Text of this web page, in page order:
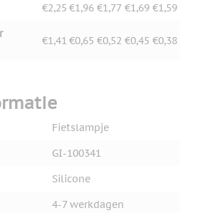
€2,25 €1,96 €1,77 €1,69 €1,59
€1,41 €0,65 €0,52 €0,45 €0,38
Fietslampje
GI-100341
Silicone
4-7 werkdagen